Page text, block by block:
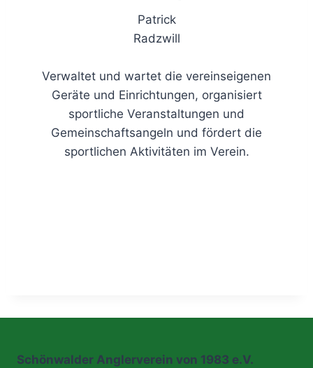
Patrick
Radzwill
Verwaltet und wartet die vereinseigenen
Geräte und Einrichtungen, organisiert
sportliche Veranstaltungen und
Gemeinschaftsangeln und fördert die
sportlichen Aktivitäten im Verein.
Schönwalder Anglerverein von 1983 e.V.